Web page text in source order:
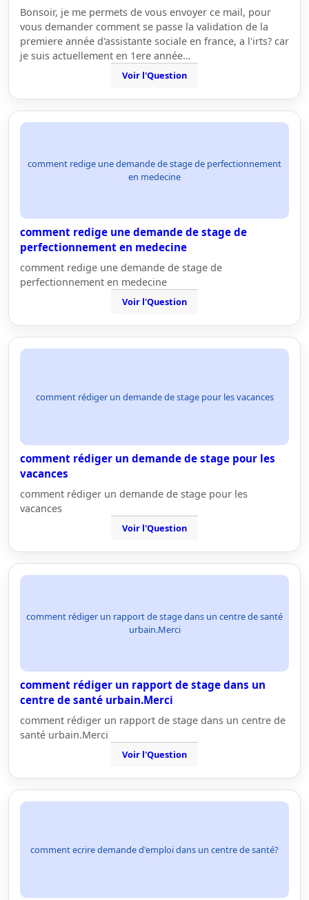
Bonsoir, je me permets de vous envoyer ce mail, pour
vous demander comment se passe la validation de la
premiere année d'assistante sociale en france, a l'irts? car
je suis actuellement en 1ere année…
Voir l'Question
comment redige une demande de stage de perfectionnement
en medecine
comment redige une demande de stage de
perfectionnement en medecine
comment redige une demande de stage de
perfectionnement en medecine
Voir l'Question
comment rédiger un demande de stage pour les vacances
comment rédiger un demande de stage pour les
vacances
comment rédiger un demande de stage pour les
vacances
Voir l'Question
comment rédiger un rapport de stage dans un centre de santé
urbain.Merci
comment rédiger un rapport de stage dans un
centre de santé urbain.Merci
comment rédiger un rapport de stage dans un centre de
santé urbain.Merci
Voir l'Question
comment ecrire demande d'emploi dans un centre de santé?